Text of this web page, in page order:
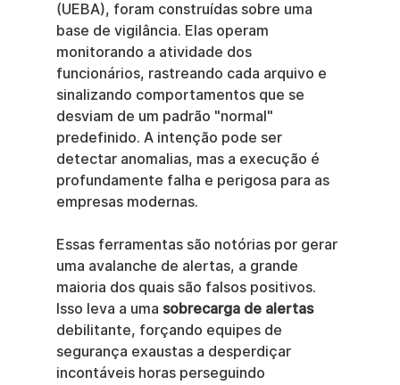
(UEBA), foram construídas sobre uma
base de vigilância. Elas operam
monitorando a atividade dos
funcionários, rastreando cada arquivo e
sinalizando comportamentos que se
desviam de um padrão "normal"
predefinido. A intenção pode ser
detectar anomalias, mas a execução é
profundamente falha e perigosa para as
empresas modernas.
Essas ferramentas são notórias por gerar
uma avalanche de alertas, a grande
maioria dos quais são falsos positivos.
Isso leva a uma sobrecarga de alertas
debilitante, forçando equipes de
segurança exaustas a desperdiçar
incontáveis horas perseguindo